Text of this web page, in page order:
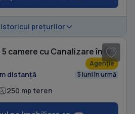
istoricul prețurilor
Casă individuală cu 5 camere cu Canalizare în Bucium
Agenție
distanță 5 luni în urmă
250 mp teren